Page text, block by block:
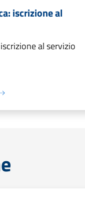
iscrizione al
al servizio